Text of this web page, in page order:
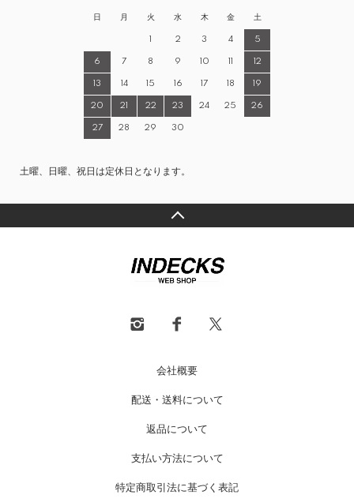
日 月 火 水 木 金 土
2 3 4 5
6 7 8 9 10 12
13 14 15 16 17 18 19
20 21 22 23 24 25 26
27 28 29 30
土曜、日曜、祝日は定休日となります。
会社概要
配送・送料について
返品について
支払い方法について
特定商取引法に基づく表記